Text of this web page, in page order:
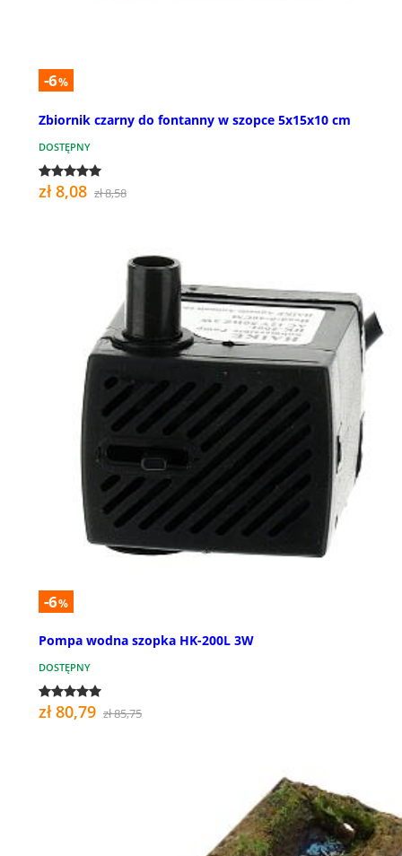
-6%
Zbiornik czarny do fontanny w szopce 5x15x10 cm
DOSTĘPNY
zł 8,08 zł 8,58
-6%
Pompa wodna szopka HK-200L 3W
DOSTĘPNY
zł 80,79 zł 85,75